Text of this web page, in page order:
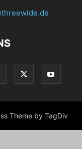
Theme by TagDiv